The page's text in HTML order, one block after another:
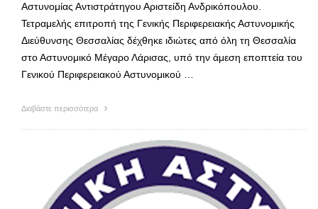
Αστυνομίας Αντιστράτηγου Αριστείδη Ανδρικόπουλου.
Τετραμελής επιτροπή της Γενικής Περιφερειακής Αστυνομικής
Διεύθυνσης Θεσσαλίας δέχθηκε ιδιώτες από όλη τη Θεσσαλία
στο Αστυνομικό Μέγαρο Λάρισας, υπό την άμεση εποπτεία του
Γενικού Περιφερειακού Αστυνομικού …
Διαβάστε περισσότερα